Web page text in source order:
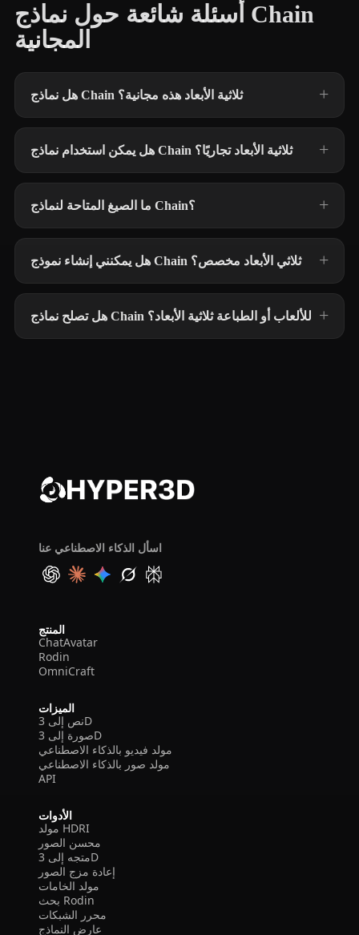
أسئلة شائعة حول نماذج Chain
المجانية
هل نماذج Chain ثلاثية الأبعاد هذه مجانية؟
هل يمكن استخدام نماذج Chain ثلاثية الأبعاد تجاريًا؟
ما الصيغ المتاحة لنماذج Chain؟
هل يمكنني إنشاء نموذج Chain ثلاثي الأبعاد مخصص؟
هل تصلح نماذج Chain للألعاب أو الطباعة ثلاثية الأبعاد؟
اسأل الذكاء الاصطناعي عنا
المنتج
ChatAvatar
Rodin
OmniCraft
الميزات
نص إلى 3D
صورة إلى 3D
مولد فيديو بالذكاء الاصطناعي
مولد صور بالذكاء الاصطناعي
API
الأدوات
مولد HDRI
محسن الصور
متجه إلى 3D
إعادة مزج الصور
مولد الخامات
بحث Rodin
محرر الشبكات
عارض النماذج